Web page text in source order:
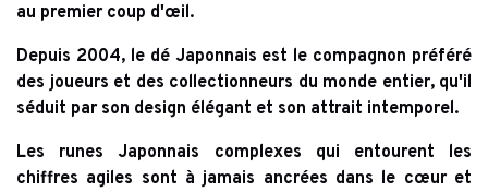
au premier coup d'œil.
Depuis 2004, le dé Japonnais est le compagnon préféré
des joueurs et des collectionneurs du monde entier, qu'il
séduit par son design élégant et son attrait intemporel.
Les runes Japonnais complexes qui entourent les
chiffres agiles sont à jamais ancrées dans le cœur et